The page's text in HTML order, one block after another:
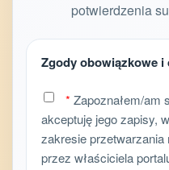
potwierdzenia
Zgody obowiązkowe i
* Zapoznałem/am
akceptuję jego zapisy,
zakresie
przez właściciela